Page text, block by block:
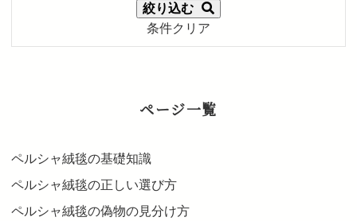
絞り込む
条件クリア
ページ一覧
ペルシャ絨毯の基礎知識
ペルシャ絨毯の正しい選び方
ペルシャ絨毯の偽物の見分け方